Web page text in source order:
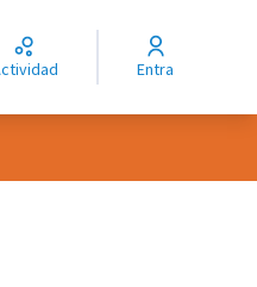
Actividad Entra